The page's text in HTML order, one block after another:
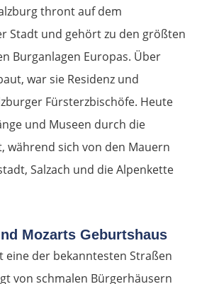
thront auf dem
Stadt und gehört zu den größten
Burganlagen Europas. Über
war sie Residenz und
Fürsterzbischöfe. Heute
und Museen durch die
während sich von den Mauern
Salzach und die Alpenkette
Mozarts Geburtshaus
eine der bekanntesten Straßen
von schmalen Bürgerhäusern